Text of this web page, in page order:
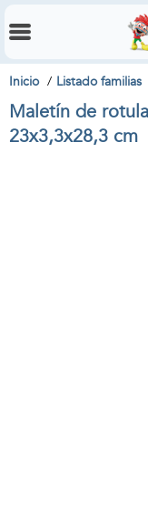
Inicio Listado familias
Maletín de
23x3,3x28,3 cm